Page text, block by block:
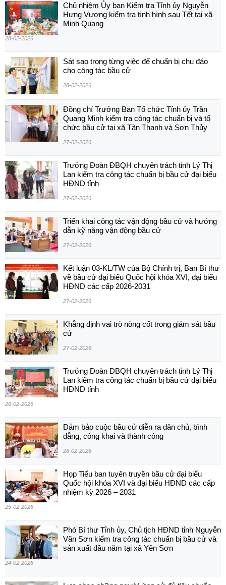
Chủ nhiệm Ủy ban Kiểm tra Tỉnh ủy Nguyễn
Hưng Vượng kiểm tra tình hình sau Tết tại xã
Minh Quang
28-02-2026
Sát sao trong từng việc để chuẩn bị chu đáo
cho công tác bầu cử
28-02-2026
Đồng chí Trưởng Ban Tổ chức Tỉnh ủy Trần
Quang Minh kiểm tra công tác chuẩn bị và tổ
chức bầu cử tại xã Tân Thanh và Sơn Thủy
27-02-2026
Trưởng Đoàn ĐBQH chuyên trách tỉnh Lý Thị
Lan kiểm tra công tác chuẩn bị bầu cử đại biểu
HĐND tỉnh
27-02-2026
Triển khai công tác vận động bầu cử và hướng
dẫn kỹ năng vận động bầu cử
27-02-2026
Kết luận 03-KL/TW của Bộ Chính trị, Ban Bí thư
về bầu cử đại biểu Quốc hội khóa XVI, đại biểu
HĐND các cấp 2026-2031
27-02-2026
Khẳng định vai trò nòng cốt trong giám sát bầu
cử
27-02-2026
Trưởng Đoàn ĐBQH chuyên trách tỉnh Lý Thị
Lan kiểm tra công tác chuẩn bị bầu cử đại biểu
HĐND tỉnh
26-02-2026
Đảm bảo cuộc bầu cử diễn ra dân chủ, bình
đẳng, công khai và thành công
26-02-2026
Họp Tiểu ban tuyên truyền bầu cử đại biểu
Quốc hội khóa XVI và đại biểu HĐND các cấp
nhiệm kỳ 2026 – 2031
25-02-2026
Phó Bí thư Tỉnh ủy, Chủ tịch HĐND tỉnh Nguyễn
Văn Sơn kiểm tra công tác chuẩn bị bầu cử và
sản xuất đầu năm tại xã Yên Sơn
24-02-2026